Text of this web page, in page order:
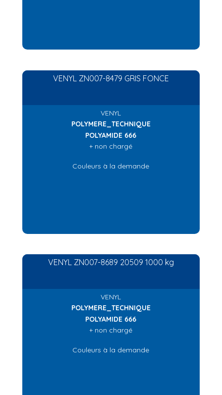
VENYL ZN007-8479 GRIS FONCE
VENYL
POLYMERE_TECHNIQUE
POLYAMIDE 666
+ non chargé
Couleurs à la demande
VENYL ZN007-8689 20509 1000 kg
VENYL
POLYMERE_TECHNIQUE
POLYAMIDE 666
+ non chargé
Couleurs à la demande